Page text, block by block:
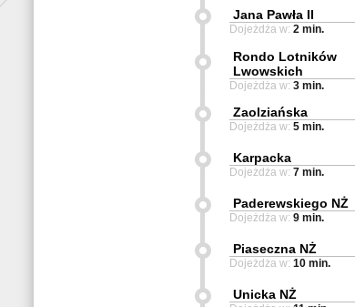
Jana Pawła II
Dojeżdża w: 2 min.
Rondo Lotników
Lwowskich
Dojeżdża w: 3 min.
Zaolziańska
Dojeżdża w: 5 min.
Karpacka
Dojeżdża w: 7 min.
Paderewskiego NŻ
Dojeżdża w: 9 min.
Piaseczna NŻ
Dojeżdża w: 10 min.
Unicka NŻ